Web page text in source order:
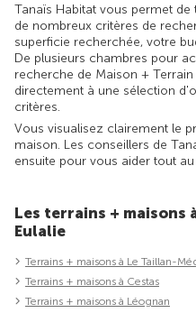
Tanaïs Habitat vous permet
de nombreux critères de
superficie recherchée, votre
De plusieurs chambres pour
recherche de Maison +
directement à une sélection
critères.
Vous visualisez clairement le
maison. Les conseillers de
ensuite pour vous aider tout
Les terrains + maisons
Eulalie
Terrains + maisons à Le Taillan-
Terrains + maisons à Cestas
Terrains + maisons à Léognan